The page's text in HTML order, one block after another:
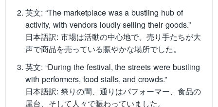
英文: “The marketplace was a bustling hub of
activity, with vendors loudly selling their goods.”
日本語訳: 市場は活動の中心地で、売り手たちが大
声で商品を売っている賑やかな場所でした。
英文: “During the festival, the streets were bustling
with performers, food stalls, and crowds.”
日本語訳: 祭りの間、通りはパフォーマー、食品の
屋台、そして人々で賑わっていました。